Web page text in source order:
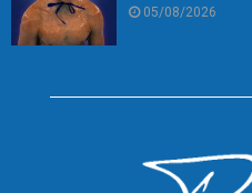
05/08/2026